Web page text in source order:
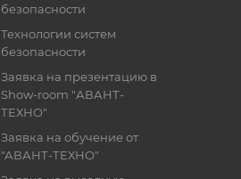
безопасности
Технологии систем
безопасности
Заявка на презентацию в
Show-room "АВАНТ-
ТЕХНО"
Заявка на обучение от
"АВАНТ-ТЕХНО"